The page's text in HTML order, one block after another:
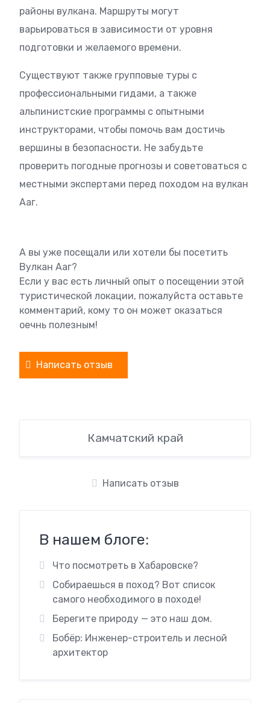
районы вулкана. Маршруты могут
варьироваться в зависимости от уровня
подготовки и желаемого времени.
Существуют также групповые туры с
профессиональными гидами, а также
альпинистские программы с опытными
инструкторами, чтобы помочь вам достичь
вершины в безопасности. Не забудьте
проверить погодные прогнозы и советоваться с
местными экспертами перед походом на вулкан
Ааг.
А вы уже посещали или хотели бы посетить
Вулкан Ааг?
Если у вас есть личный опыт о посещении этой
туристической локации, пожалуйста оставьте
комментарий, кому то он может оказаться
оечнь полезным!
Написать отзыв
Камчатский край
Написать отзыв
В нашем блоге:
Что посмотреть в Хабаровске?
Собираешься в поход? Вот список
самого необходимого в походе!
Берегите природу — это наш дом.
Бобёр: Инженер-строитель и лесной
архитектор